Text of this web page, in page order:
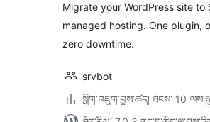
Migrate your WordPress site to
managed hosting. One plugin,
zero downtime.
srvbot
སྒྲིག་འཇུག་བྱས་ཚད། ཐེངས་ 10